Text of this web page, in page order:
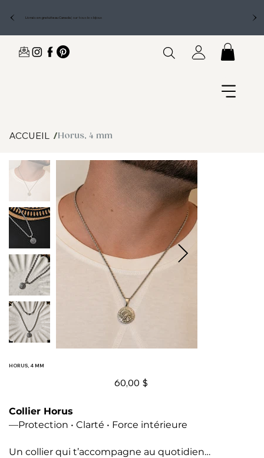
Livraison gratuite au Canada| sur tous les bijoux
ACCUEIL /Horus, 4 mm
HORUS, 4 MM
Prix
60,00 $
Collier Horus
—Protection • Clarté • Force intérieure
Un collier qui t’accompagne au quotidien…